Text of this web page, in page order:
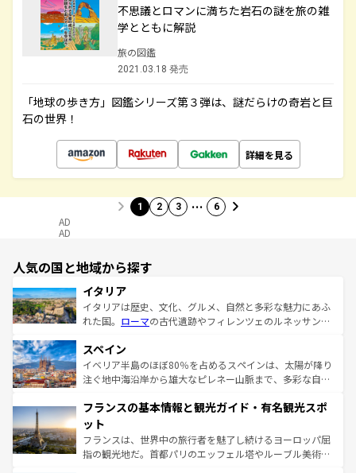
不思議とロマンに満ちた岩石の謎を旅の雑
学とともに解説
旅の図鑑
2021.03.18 発売
「地球の歩き方」図鑑シリーズ第３弾は、謎だらけの奇岩と巨
石の世界！
詳細を見る
1 2 3 … 6
AD
AD
人気の国と地域から探す
イタリア
イタリアは歴史、文化、グルメ、自然と多彩な魅力にあふ
れた国。 ローマの古代遺跡やフィレンツェのルネッサンス
ろん、トスカーナの美しい田園風景やアマルフィ海岸の絶
景など、自然景観も見逃せない。観光の合間には、本場の
ピザやパスタなど、絶品のイタリア料理を堪能することも
ませてくれるイタリアで、忘れられない旅をしてみよう！
なお、新着のイタリア情報は
しい。
スペイン
イベリア半島のほぼ80％を占めるスペインは、太陽が降り
注ぐ地中海沿岸から雄大なピレネー山脈まで、多彩な自然
文化が根付くこの国では、情熱的なフラメンコ、熱気あふ
れる闘牛、そして美味しいタパスが生活の一部となってい
る。首都マドリードの洗練された雰囲気や、バルセロナの
アートに溢れた街角から、地方では古代ローマ遺跡や中世
フランスの基本情報と観光ガイド・有名観光スポ
ット
フランスは、世界中の旅行者を魅了し続けるヨーロッパ屈
指の観光地だ。首都パリのエッフェル塔やルーブル美術館